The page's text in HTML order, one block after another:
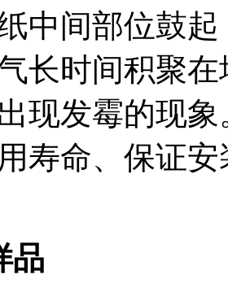
中间部位鼓
长时间积聚
现发霉的现
寿命、保证
品